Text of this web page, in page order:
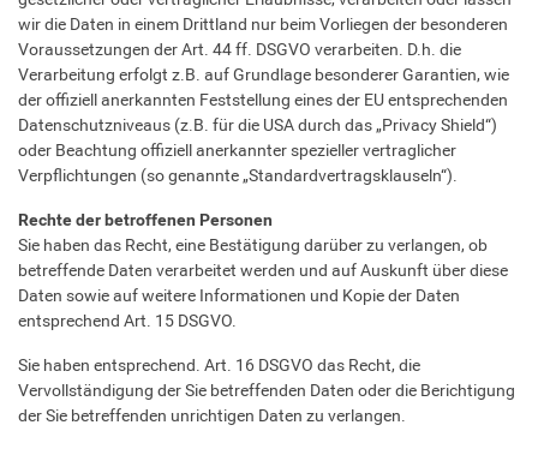
wir die Daten in einem Drittland nur beim Vorliegen der besonderen
Voraussetzungen der Art. 44 ff. DSGVO verarbeiten. D.h. die
Verarbeitung erfolgt z.B. auf Grundlage besonderer Garantien, wie
der offiziell anerkannten Feststellung eines der EU entsprechenden
Datenschutzniveaus (z.B. für die USA durch das „Privacy Shield“)
oder Beachtung offiziell anerkannter spezieller vertraglicher
Verpflichtungen (so genannte „Standardvertragsklauseln“).
Rechte der betroffenen Personen
Sie haben das Recht, eine Bestätigung darüber zu verlangen, ob
betreffende Daten verarbeitet werden und auf Auskunft über diese
Daten sowie auf weitere Informationen und Kopie der Daten
entsprechend Art. 15 DSGVO.
Sie haben entsprechend. Art. 16 DSGVO das Recht, die
Vervollständigung der Sie betreffenden Daten oder die Berichtigung
der Sie betreffenden unrichtigen Daten zu verlangen.